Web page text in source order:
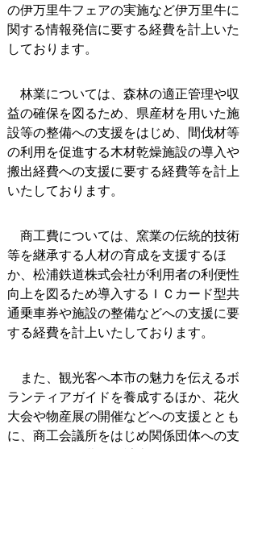
の伊万里牛フェアの実施など伊万里牛に
関する情報発信に要する経費を計上いた
しております。
林業については、森林の適正管理や収
益の確保を図るため、県産材を用いた施
設等の整備への支援をはじめ、間伐材等
の利用を促進する木材乾燥施設の導入や
搬出経費への支援に要する経費等を計上
いたしております。
商工費については、窯業の伝統的技術
等を継承する人材の育成を支援するほ
か、松浦鉄道株式会社が利用者の利便性
向上を図るため導入するＩＣカード型共
通乗車券や施設の整備などへの支援に要
する経費を計上いたしております。
また、観光客へ本市の魅力を伝えるボ
ランティアガイドを養成するほか、花火
大会や物産展の開催などへの支援ととも
に、商工会議所をはじめ関係団体への支